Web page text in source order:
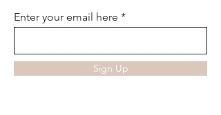
Enter your email here
Sign Up